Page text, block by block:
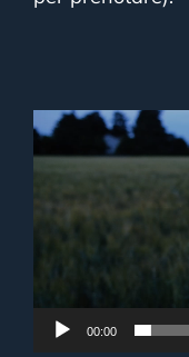
Video
Player
00:00